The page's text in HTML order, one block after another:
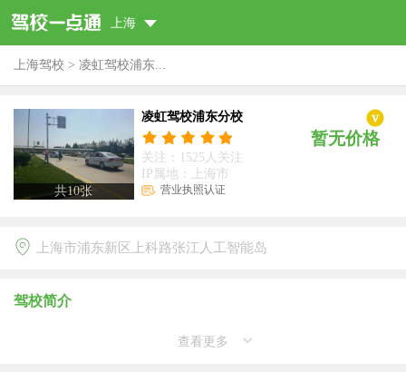
上海
上海驾校 > 凌虹驾校浦东...
共10张
凌虹驾校浦东分校
暂无价格
关注：1525人关注
IP属地：上海市
营业执照认证
上海市浦东新区上科路张江人工智能岛
驾校简介
查看更多